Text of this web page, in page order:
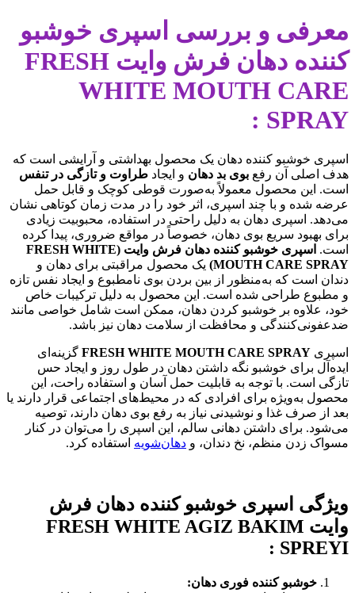
معرفی و بررسی اسپری خوشبو
کننده دهان فرش وایت FRESH
WHITE MOUTH CARE
SPRAY :
اسپری خوشبو کننده دهان یک محصول بهداشتی و آرایشی است که
هدف اصلی آن رفع بوی بد دهان و ایجاد طراوت و تازگی در تنفس
است. این محصول معمولاً به‌صورت قوطی کوچک و قابل حمل
عرضه شده و با چند اسپری، اثر خود را در مدت زمان کوتاهی نشان
می‌دهد. اسپری دهان به دلیل راحتی در استفاده، محبوبیت زیادی
برای بهبود سریع بوی دهان، خصوصاً در مواقع ضروری، پیدا کرده
است.
اسپری خوشبو کننده دهان فرش وایت (FRESH WHITE
MOUTH CARE SPRAY) یک محصول مراقبتی برای دهان و
دندان است که به‌منظور از بین بردن بوی نامطبوع و ایجاد نفس تازه
و مطبوع طراحی شده است. این محصول به دلیل ترکیبات خاص
خود، علاوه بر خوشبو کردن دهان، ممکن است شامل خواصی مانند
ضدعفونی‌کنندگی و محافظت از سلامت دهان نیز باشد.
اسپری FRESH WHITE MOUTH CARE SPRAY گزینه‌ای
ایده‌آل برای خوشبو نگه داشتن دهان در طول روز و ایجاد حس
تازگی است. با توجه به قابلیت حمل آسان و استفاده راحت، این
محصول به‌ویژه برای افرادی که در محیط‌های اجتماعی قرار دارند یا
بعد از صرف غذا و نوشیدنی نیاز به رفع بوی دهان دارند، توصیه
می‌شود. برای داشتن دهانی سالم، این اسپری را می‌توان در کنار
مسواک زدن منظم، نخ دندان، و دهان‌شویه استفاده کرد.
ویژگی اسپری خوشبو کننده دهان فرش
وایت FRESH WHITE AGIZ BAKIM
SPREYI
:
خوشبو کننده فوری دهان: